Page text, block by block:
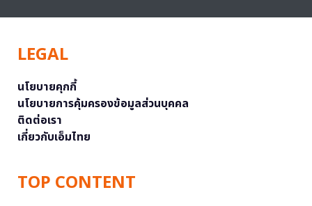
LEGAL
นโยบายคุกกี้
นโยบายการคุ้มครองข้อมูลส่วนบุคคล
ติดต่อเรา
เกี่ยวกับเอ็มไทย
TOP CONTENT